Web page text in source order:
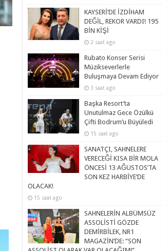
KAYSERİ’DE İZDİHAM
DEĞİL, REKOR VARDI! 195
BİN KİŞİ
2 saat ago
Rubato Konser Serisi
Müzikseverlerle
Buluşmaya Devam Ediyor
3 saat ago
Başka Resort’ta
Unutulmaz Gece Özülkü
Çifti Bodrum’u Büyüledi
15 saat ago
SANATÇI, SAHNELERE
VERECEĞİ KISA BİR MOLA
ÖNCESİ 13 AĞUSTOS’TA
SON KEZ HARBİYE’DE
OLACAK!
15 saat ago
SAHNELERİN ALBÜMSÜZ
ASSOLİSTİ GÖZDE
DEMİRBİLEK, NR1
MAGAZİN’DE: “SON